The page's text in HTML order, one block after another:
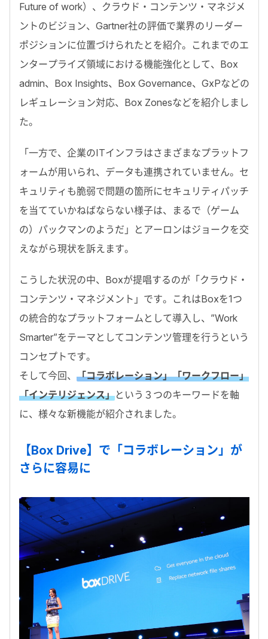
Future of work）、クラウド・コンテンツ・マネジメ
ントのビジョン、Gartner社の評価で業界のリーダー
ポジションに位置づけられたとを紹介。これまでのエ
ンタープライズ領域における機能強化として、Box
admin、Box Insights、Box Governance、GxPなどの
レギュレーション対応、Box Zonesなどを紹介しまし
た。
「一方で、企業のITインフラはさまざまなプラットフ
ォームが用いられ、データも連携されていません。セ
キュリティも脆弱で問題の箇所にセキュリティパッチ
を当てていかねばならない様子は、まるで（ゲーム
の）パックマンのようだ」とアーロンはジョークを交
えながら現状を訴えます。
こうした状況の中、Boxが提唱するのが「クラウド・
コンテンツ・マネジメント」です。これはBoxを1つ
の統合的なプラットフォームとして導入し、”Work
Smarter”をテーマとしてコンテンツ管理を行うという
コンセプトです。
そして今回、 「コラボレーション」「ワークフロー」
「インテリジェンス」という３つのキーワードを軸
に、様々な新機能が紹介されました。
【Box Drive】で「コラボレーション」が
さらに容易に